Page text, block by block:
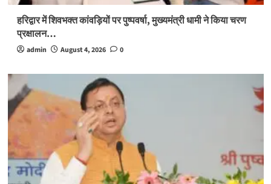
हरिद्वार में शिवभक्त कांवड़ियों पर पुष्पवर्षा, मुख्यमंत्री धामी ने किया चरण
प्रक्षालन…
admin August 4, 2026 0